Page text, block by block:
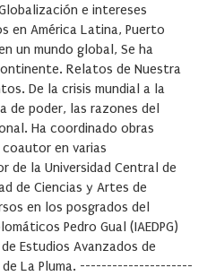
e intereses
en América Latina, Puerto
un mundo global, Se ha
Relatos de Nuestra
De la crisis mundial a la
de poder, las razones del
Ha coordinado obras
en varias
de la Universidad Central de
de Ciencias y Artes de
en los posgrados del
Pedro Gual (IAEDPG)
Estudios Avanzados de
de La Pluma. ---------------------